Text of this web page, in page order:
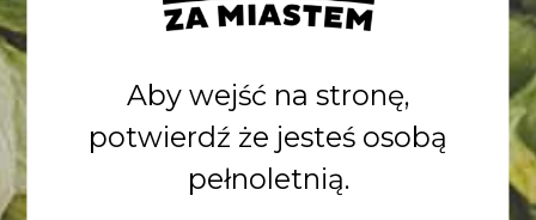
miesiącu, pierwsze piwa
Kup akcje i dołącz do Nas!
Wszystkich udziałowców już dziś
Aby wejść na stronę,
potwierdź że jesteś osobą
pełnoletnią.